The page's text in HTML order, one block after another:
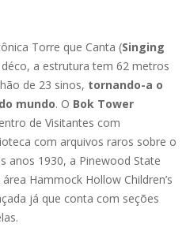
Torre que Canta (Singing
a estrutura tem 62 metros
de 23 sinos, tornando-a o
mundo. O Bok Tower
de Visitantes com
com arquivos raros sobre o
anos 1930, a Pinewood State
Hammock Hollow Children’s
já que conta com seções